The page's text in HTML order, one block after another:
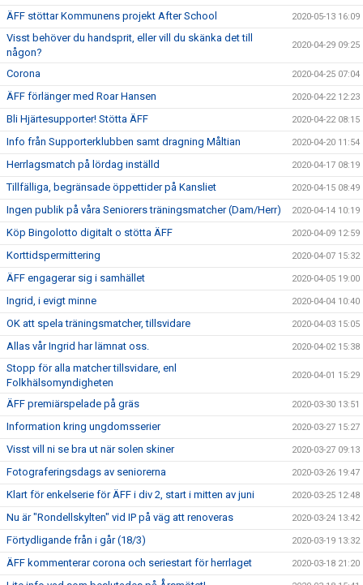
ÄFF stöttar Kommunens projekt After School 2020-05-13 16:09
Visst behöver du handsprit, eller vill du skänka det till
någon?
2020-04-29 09:25
Corona 2020-04-25 07:04
ÄFF förlänger med Roar Hansen 2020-04-22 12:23
Bli Hjärtesupporter! Stötta ÄFF 2020-04-22 08:15
Info från Supporterklubben samt dragning Måltian 2020-04-20 11:54
Herrlagsmatch på lördag inställd 2020-04-17 08:19
Tillfälliga, begränsade öppettider på Kansliet 2020-04-15 08:49
Ingen publik på våra Seniorers träningsmatcher (Dam/Herr) 2020-04-14 10:19
Köp Bingolotto digitalt o stötta ÄFF 2020-04-09 12:59
Korttidspermittering 2020-04-07 15:32
ÄFF engagerar sig i samhället 2020-04-05 19:00
Ingrid, i evigt minne 2020-04-04 10:40
OK att spela träningsmatcher, tillsvidare 2020-04-03 15:05
Allas vår Ingrid har lämnat oss. 2020-04-02 15:38
Stopp för alla matcher tillsvidare, enl
Folkhälsomyndigheten
2020-04-01 15:29
ÄFF premiärspelade på gräs 2020-03-30 13:51
Information kring ungdomsserier 2020-03-27 15:27
Visst vill ni se bra ut när solen skiner 2020-03-27 09:13
Fotograferingsdags av seniorerna 2020-03-26 19:47
Klart för enkelserie för ÄFF i div 2, start i mitten av juni 2020-03-25 12:48
Nu är "Rondellskylten" vid IP på väg att renoveras 2020-03-24 13:42
Förtydligande från i går (18/3) 2020-03-19 13:32
ÄFF kommenterar corona och seriestart för herrlaget 2020-03-18 21:20